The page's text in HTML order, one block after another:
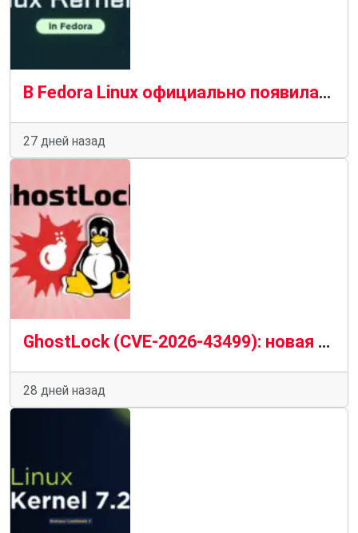
В Fedora Linux официально появилась версия ядра Linux 7.1
27 дней назад
GhostLock (CVE-2026-43499): новая опасная уязвимость ядра Linux и риск локального получения root-доступа
28 дней назад